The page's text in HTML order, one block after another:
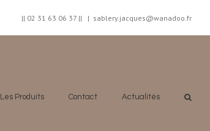
|| 02 31 63 06 37 || | sablery.jacques@wanadoo.fr
Les Produits Contact Actualités